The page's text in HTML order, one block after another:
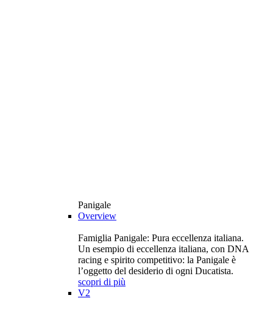
Panigale
Overview
Famiglia Panigale: Pura eccellenza italiana.
Un esempio di eccellenza italiana, con DNA
racing e spirito competitivo: la Panigale è
l’oggetto del desiderio di ogni Ducatista.
scopri di più
V2